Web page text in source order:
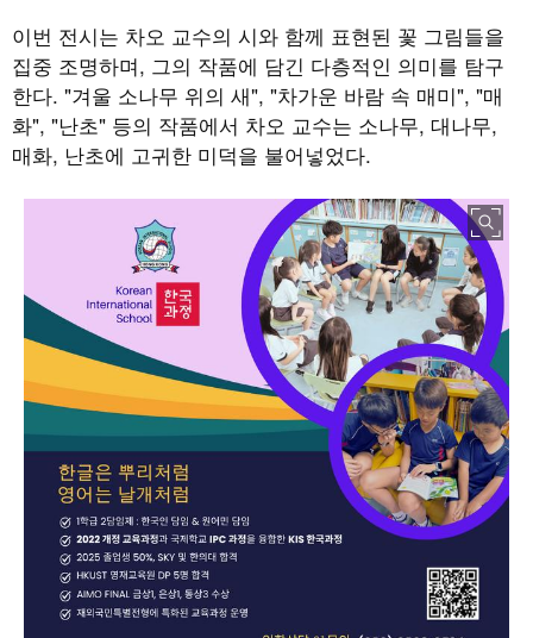
이번 전시는 차오 교수의 시와 함께 표현된 꽃 그림들을
집중 조명하며, 그의 작품에 담긴 다층적인 의미를 탐구
한다. "겨울 소나무 위의 새", "차가운 바람 속 매미", "매
화", "난초" 등의 작품에서 차오 교수는 소나무, 대나무,
매화, 난초에 고귀한 미덕을 불어넣었다.